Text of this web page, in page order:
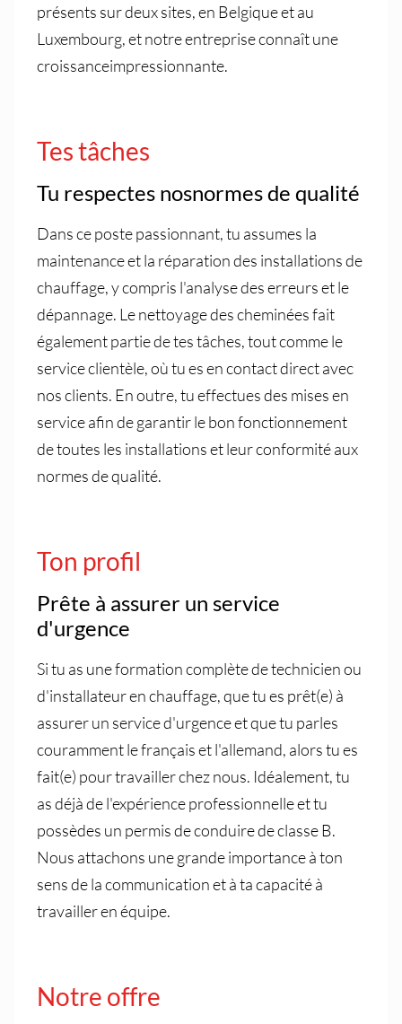
présents sur deux sites, en Belgique et au
Luxembourg, et notre entreprise connaît une
croissance­impressionnante.
Tes tâches
Tu respectes nos­normes de qualité
Dans ce poste passionnant, tu assumes la
maintenance et la réparation des installations de
chauffage, y compris l'analyse des erreurs et le
dépannage. Le nettoyage des cheminées fait
également partie de tes tâches, tout comme le
service clientèle, où tu es en contact direct avec
nos clients. En outre, tu effectues des mises en
service afin de garantir le bon fonctionnement
de toutes les installations et leur conformité aux
normes de qualité.
Ton profil
Prête à assurer un service
d'urgence
Si tu as une formation complète de technicien ou
d'installateur en chauffage, que tu es prêt(e) à
assurer un service d'urgence et que tu parles
couramment le français et l'allemand, alors tu es
fait(e) pour travailler chez nous. Idéalement, tu
as déjà de l'expérience professionnelle et tu
possèdes un permis de conduire de classe B.
Nous attachons une grande importance à ton
sens de la communication et à ta capacité à
travailler en équipe.
Notre offre